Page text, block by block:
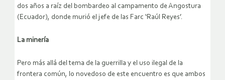
dos años a raíz del bombardeo al campamento de Angostura
(Ecuador), donde murió el jefe de las Farc ‘Raúl Reyes’.
La minería
Pero más allá del tema de la guerrilla y el uso ilegal de la
frontera común, lo novedoso de este encuentro es que ambos